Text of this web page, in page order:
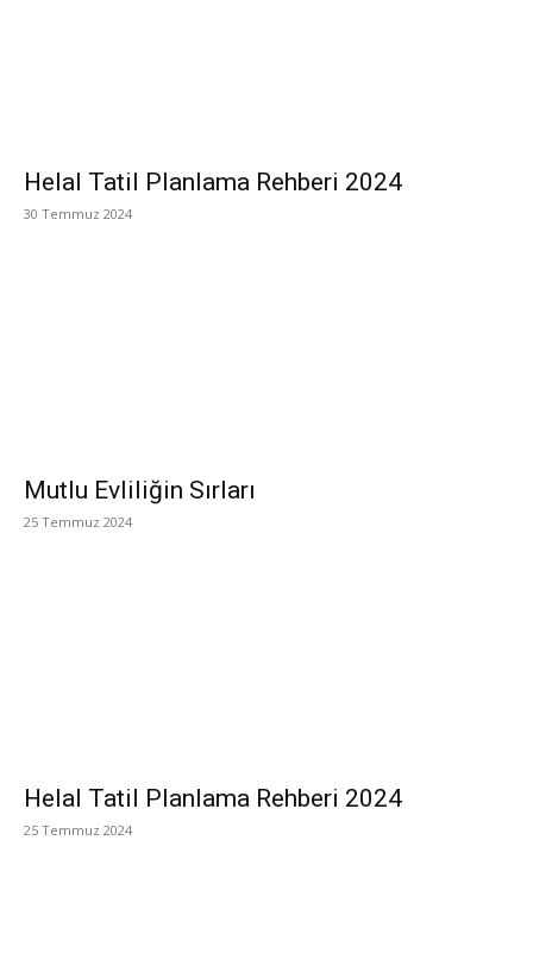
Helal Tatil Planlama Rehberi 2024
30 Temmuz 2024
Mutlu Evliliğin Sırları
25 Temmuz 2024
Helal Tatil Planlama Rehberi 2024
25 Temmuz 2024